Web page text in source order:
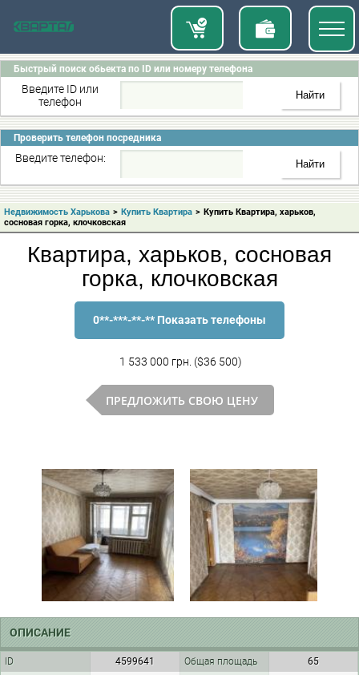
Быстрый поиск обьекта по ID или номеру телефона
Введите ID или
телефон
Проверить телефон посредника
Введите телефон:
Недвижимость Харькова > Купить Квартира > Купить Квартира, харьков,
сосновая горка, клочковская
Квартира, харьков, сосновая
горка, клочковская
0**-***-**-** Показать телефоны
1 533 000 грн. ($36 500)
ПРЕДЛОЖИТЬ СВОЮ ЦЕНУ
ОПИСАНИЕ
ID 4599641 Общая площадь
65